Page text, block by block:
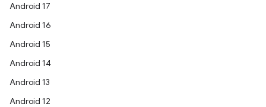
Android 17
Android 16
Android 15
Android 14
Android 13
Android 12